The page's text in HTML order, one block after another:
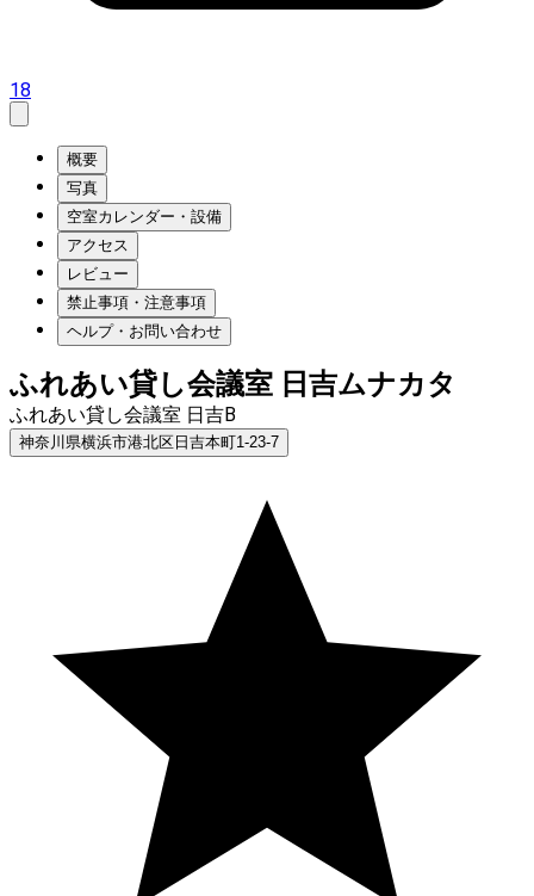
18
概要
写真
空室カレンダー・設備
アクセス
レビュー
禁止事項・注意事項
ヘルプ・お問い合わせ
ふれあい貸し会議室 日吉ムナカタ
ふれあい貸し会議室 日吉B
神奈川県横浜市港北区日吉本町1-23-7